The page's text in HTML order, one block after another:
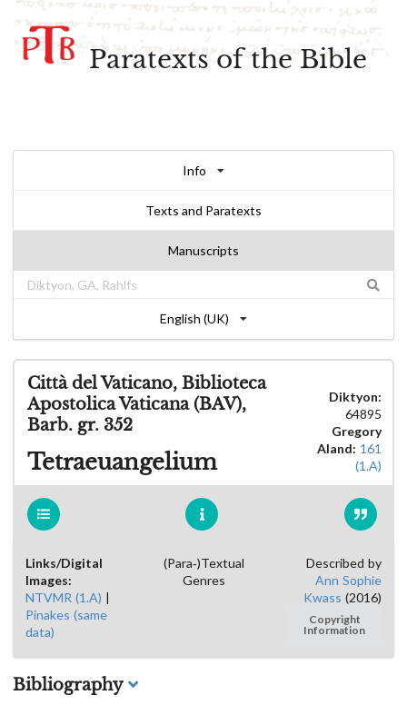
Paratexts of the Bible
Info
Texts and Paratexts
Manuscripts
English (UK)
Città del Vaticano, Biblioteca
Apostolica Vaticana (BAV),
Barb. gr. 352
Tetraeuangelium
Diktyon:
64895
Gregory
Aland: 161
(1.A)
Links/Digital
Images:
NTVMR (1.A) |
Pinakes (same
data)
(Para-)Textual
Genres
Described by
Ann Sophie
Kwass (2016)
Copyright
Information
Bibliography